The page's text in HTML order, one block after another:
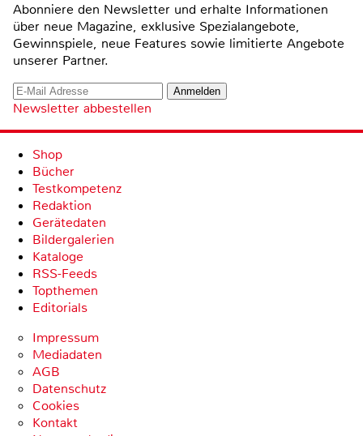
Abonniere den Newsletter und erhalte Informationen
über neue Magazine, exklusive Spezialangebote,
Gewinnspiele, neue Features sowie limitierte Angebote
unserer Partner.
Newsletter abbestellen
Shop
Bücher
Testkompetenz
Redaktion
Gerätedaten
Bildergalerien
Kataloge
RSS-Feeds
Topthemen
Editorials
Impressum
Mediadaten
AGB
Datenschutz
Cookies
Kontakt